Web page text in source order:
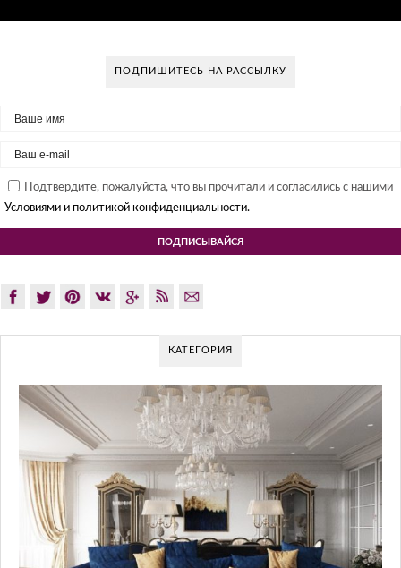
ПОДПИШИТЕСЬ НА РАССЫЛКУ
Подтвердите, пожалуйста, что вы прочитали и согласились с нашими
Условиями и политикой конфиденциальности.
КАТЕГОРИЯ
GLAZOV DESIGN GROUP –
ПОДХОД К ДИЗАЙНУ
Glazov Design Group- это одна из лучших студий дизайна
в Росси…